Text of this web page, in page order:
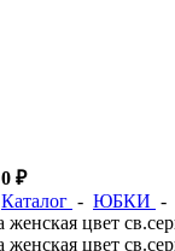
0 ₽
Каталог - ЮБКИ -